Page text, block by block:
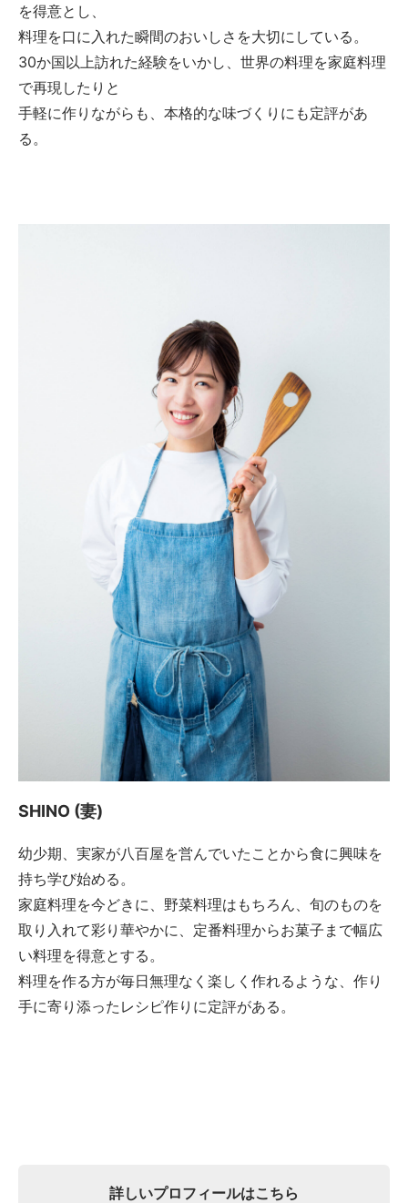
を得意とし、
料理を口に入れた瞬間のおいしさを大切にしている。
30か国以上訪れた経験をいかし、世界の料理を家庭料理
で再現したりと
手軽に作りながらも、本格的な味づくりにも定評があ
る。
SHINO (妻)
幼少期、実家が八百屋を営んでいたことから食に興味を
持ち学び始める。
家庭料理を今どきに、野菜料理はもちろん、旬のものを
取り入れて彩り華やかに、定番料理からお菓子まで幅広
い料理を得意とする。
料理を作る方が毎日無理なく楽しく作れるような、作り
手に寄り添ったレシピ作りに定評がある。
詳しいプロフィールはこちら